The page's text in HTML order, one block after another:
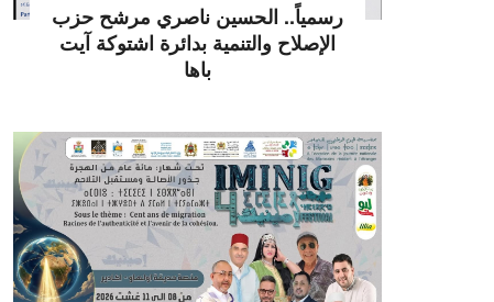
رسمياً.. الحسين ناصري مرشح حزب
الإصلاح والتنمية بدائرة اشتوكة آيت
باها